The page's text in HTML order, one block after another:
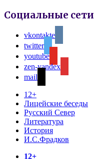
Социальные сети
vkontakte
twitter
youtube
zen-yandex
mail
12+
Лицейские беседы
Русский Север
Литература
История
И.С.Фрадков
12+